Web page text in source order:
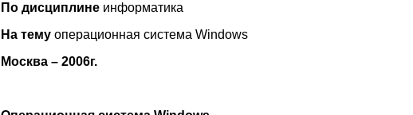
По дисциплине информатика
На тему операционная система Windows
Москва – 2006г.